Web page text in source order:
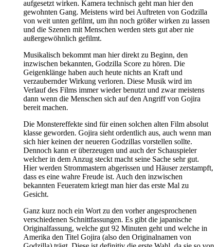
aufgesetzt wirken. Kamera technisch geht man hier den
gewohnten Gang. Meistens wird bei Auftreten von Godzilla
von weit unten gefilmt, um ihn noch größer wirken zu lassen
und die Szenen mit Menschen werden stets gut aber nie
außergewöhnlich gefilmt.
Musikalisch bekommt man hier direkt zu Beginn, den
inzwischen bekannten, Godzilla Score zu hören. Die
Geigenklänge haben auch heute nichts an Kraft und
verzaubernder Wirkung verloren. Diese Musik wird im
Verlauf des Films immer wieder benutzt und zwar meistens
dann wenn die Menschen sich auf den Angriff von Gojira
bereit machen.
Die Monstereffekte sind für einen solchen alten Film absolut
klasse geworden. Gojira sieht ordentlich aus, auch wenn man
sich hier keinen der neueren Godzillas vorstellen sollte.
Dennoch kann er überzeugen und auch der Schauspieler
welcher in dem Anzug steckt macht seine Sache sehr gut.
Hier werden Strommastern abgerissen und Häuser zerstampft,
dass es eine wahre Freude ist. Auch den inzwischen
bekannten Feueratem kriegt man hier das erste Mal zu
Gesicht.
Ganz kurz noch ein Wort zu den vorher angesprochenen
verschiedenen Schnittfassungen. Es gibt die japanische
Originalfassung, welche gut 92 Minuten geht und welche in
Amerika den Titel Gojira (also den Originalnamen von